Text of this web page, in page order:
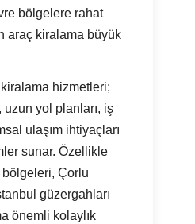
bölgelere rahat
araç kiralama büyük
hizmetleri;
uzun yol planları, iş
ulaşım ihtiyaçları
sunar. Özellikle
Çorlu
güzergahları
önemli kolaylık